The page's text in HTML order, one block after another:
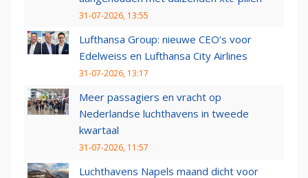
31-07-2026, 13:55
Lufthansa Group: nieuwe CEO’s voor
Edelweiss en Lufthansa City Airlines
31-07-2026, 13:17
Meer passagiers en vracht op
Nederlandse luchthavens in tweede
kwartaal
31-07-2026, 11:57
Luchthavens Napels maand dicht voor